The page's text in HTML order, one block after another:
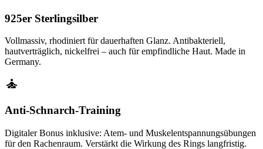
925er Sterlingsilber
Vollmassiv, rhodiniert für dauerhaften Glanz. Antibakteriell,
hautverträglich, nickelfrei – auch für empfindliche Haut. Made in
Germany.
self_improvement
Anti-Schnarch-Training
Digitaler Bonus inklusive: Atem- und Muskelentspannungsübungen
für den Rachenraum. Verstärkt die Wirkung des Rings langfristig.